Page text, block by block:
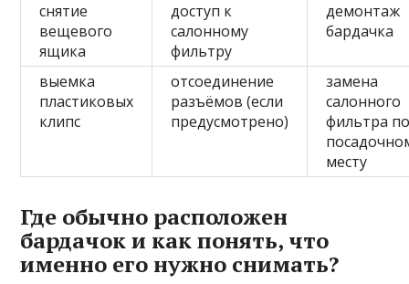
снятие
вещевого
ящика
доступ к
салонному
фильтру
демонтаж
бардачка
выемка
пластиковых
клипс
отсоединение
разъёмов (если
предусмотрено)
замена
салонного
фильтра
месту
Где обычно расположен
бардачок и как понять, что
именно его нужно снимать?